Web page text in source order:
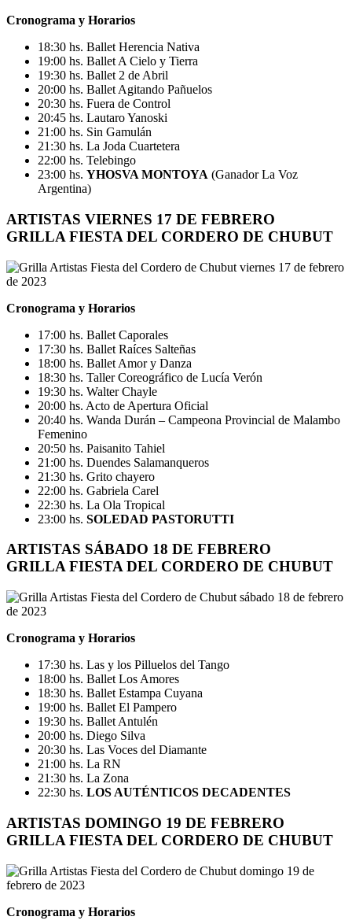
Cronograma y Horarios
18:30 hs. Ballet Herencia Nativa
19:00 hs. Ballet A Cielo y Tierra
19:30 hs. Ballet 2 de Abril
20:00 hs. Ballet Agitando Pañuelos
20:30 hs. Fuera de Control
20:45 hs. Lautaro Yanoski
21:00 hs. Sin Gamulán
21:30 hs. La Joda Cuartetera
22:00 hs. Telebingo
23:00 hs. YHOSVA MONTOYA (Ganador La Voz
Argentina)
ARTISTAS VIERNES 17 DE FEBRERO
GRILLA FIESTA DEL CORDERO DE CHUBUT
Cronograma y Horarios
17:00 hs. Ballet Caporales
17:30 hs. Ballet Raíces Salteñas
18:00 hs. Ballet Amor y Danza
18:30 hs. Taller Coreográfico de Lucía Verón
19:30 hs. Walter Chayle
20:00 hs. Acto de Apertura Oficial
20:40 hs. Wanda Durán – Campeona Provincial de Malambo
Femenino
20:50 hs. Paisanito Tahiel
21:00 hs. Duendes Salamanqueros
21:30 hs. Grito chayero
22:00 hs. Gabriela Carel
22:30 hs. La Ola Tropical
23:00 hs. SOLEDAD PASTORUTTI
ARTISTAS SÁBADO 18 DE FEBRERO
GRILLA FIESTA DEL CORDERO DE CHUBUT
Cronograma y Horarios
17:30 hs. Las y los Pilluelos del Tango
18:00 hs. Ballet Los Amores
18:30 hs. Ballet Estampa Cuyana
19:00 hs. Ballet El Pampero
19:30 hs. Ballet Antulén
20:00 hs. Diego Silva
20:30 hs. Las Voces del Diamante
21:00 hs. La RN
21:30 hs. La Zona
22:30 hs. LOS AUTÉNTICOS DECADENTES
ARTISTAS DOMINGO 19 DE FEBRERO
GRILLA FIESTA DEL CORDERO DE CHUBUT
Cronograma y Horarios